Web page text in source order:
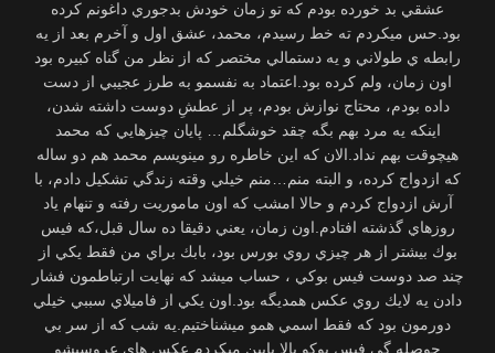
عشقي بد خورده بودم كه تو زمان خودش بدجوري داغونم كرده
بود.حس ميكردم ته خط رسيدم، محمد، عشق اول و آخرم بعد از يه
رابطه ي طولاني و يه دستمالي مختصر كه از نظر من گناه كبيره بود
اون زمان، ولم كرده بود.اعتماد به نفسمو به طرز عجيبي از دست
داده بودم، محتاج نوازش بودم، پر از عطشِ دوست داشته شدن،
اينكه يه مرد بهم بگه چقد خوشگلم… پایان چيزهايي كه محمد
هيچوقت بهم نداد.الان كه اين خاطره رو مينويسم محمد هم دو ساله
كه ازدواج كرده، و البته منم…منم خيلي وقته زندگي تشكيل دادم، با
آرش ازدواج كردم و حالا امشب كه اون ماموريت رفته و تنهام ياد
روزهاي گذشته افتادم.اون زمان، يعني دقيقا ده سال قبل،كه فيس
بوك بيشتر از هر چيزي روي بورس بود، بابك براي من فقط يكي از
چند صد دوست فيس بوكي ، حساب ميشد كه نهايت ارتباطمون فشار
دادن يه لايك روي عكس همديگه بود.اون يكي از فاميلاي سببي خيلي
دورمون بود كه فقط اسمي همو ميشناختيم.يه شب كه از سر بي
حوصله گي فيس بوكو بالا پايين ميكردم عكس هاي عروسيشو